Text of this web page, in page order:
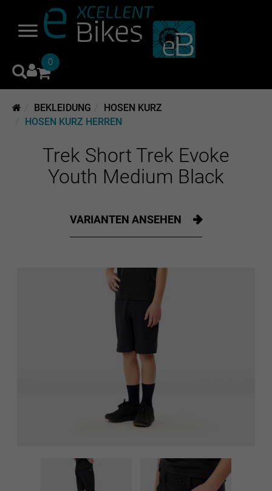
0
BEKLEIDUNG
HOSEN KURZ
HOSEN KURZ HERREN
Trek Short Trek Evoke
Youth Medium Black
VARIANTEN ANSEHEN